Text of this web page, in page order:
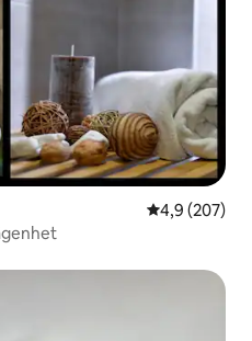
4,9 av 5 i
4,9 (207)